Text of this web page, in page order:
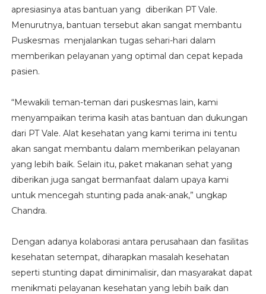
apresiasinya atas bantuan yang diberikan PT Vale.
Menurutnya, bantuan tersebut akan sangat membantu
Puskesmas menjalankan tugas sehari-hari dalam
memberikan pelayanan yang optimal dan cepat kepada
pasien.
“Mewakili teman-teman dari puskesmas lain, kami
menyampaikan terima kasih atas bantuan dan dukungan
dari PT Vale. Alat kesehatan yang kami terima ini tentu
akan sangat membantu dalam memberikan pelayanan
yang lebih baik. Selain itu, paket makanan sehat yang
diberikan juga sangat bermanfaat dalam upaya kami
untuk mencegah stunting pada anak-anak,” ungkap
Chandra.
Dengan adanya kolaborasi antara perusahaan dan fasilitas
kesehatan setempat, diharapkan masalah kesehatan
seperti stunting dapat diminimalisir, dan masyarakat dapat
menikmati pelayanan kesehatan yang lebih baik dan